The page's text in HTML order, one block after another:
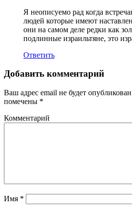
Я неописуемо рад когда
людей которые имеют
они на самом деле редки как
подлинные израильтяне, это
Ответить
Добавить комментарий
Ваш адрес email не будет
помечены *
Комментарий
Имя *